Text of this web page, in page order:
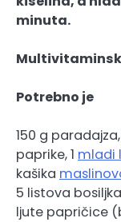
minuta.
Potrebno je
150 g
paprike, 1 mladi
kašika
5 listova
ljute papričice